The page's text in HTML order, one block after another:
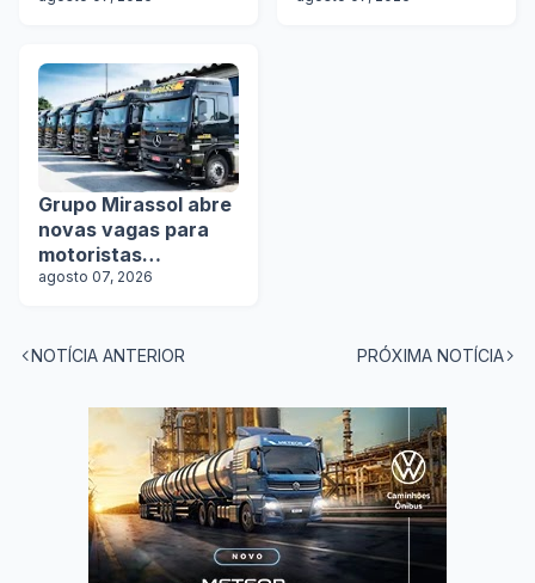
Grupo Mirassol abre
novas vagas para
motoristas
categoria D e E
agosto 07, 2026
NOTÍCIA ANTERIOR PRÓXIMA NOTÍCIA